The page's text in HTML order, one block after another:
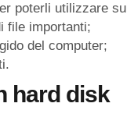
poterli utilizzare su
file importanti;
del computer;
hard disk